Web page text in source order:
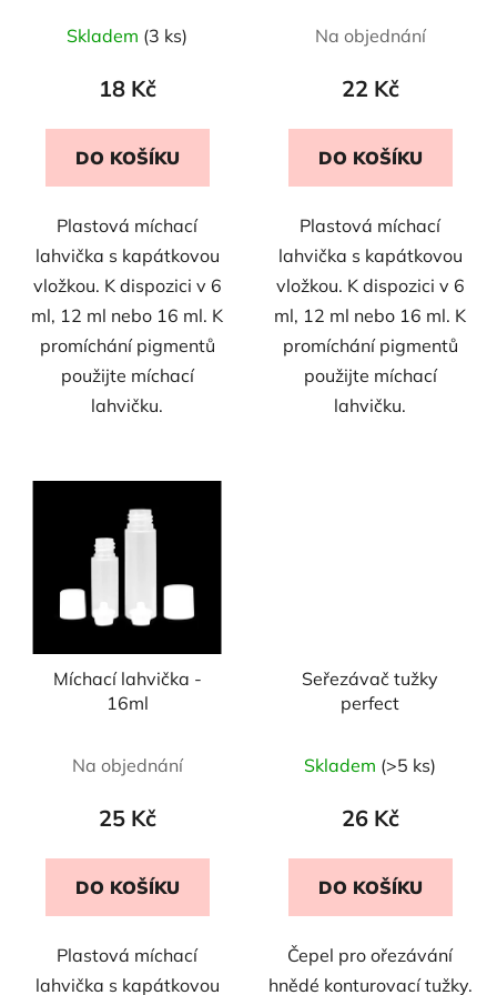
Skladem (3 ks)
18 Kč
DO KOŠÍKU
Plastová míchací
lahvička s kapátkovou
vložkou. K dispozici v 6
ml, 12 ml nebo 16 ml. K
promíchání pigmentů
použijte míchací
lahvičku.
Na objednání
22 Kč
DO KOŠÍKU
Plastová míchací
lahvička s kapátkovou
vložkou. K dispozici v 6
ml, 12 ml nebo 16 ml. K
promíchání pigmentů
použijte míchací
lahvičku.
Míchací lahvička -
16ml
Na objednání
25 Kč
DO KOŠÍKU
Plastová míchací
lahvička s kapátkovou
Seřezávač tužky
perfect
Skladem (>5 ks)
26 Kč
DO KOŠÍKU
Čepel pro ořezávání
hnědé konturovací tužky.